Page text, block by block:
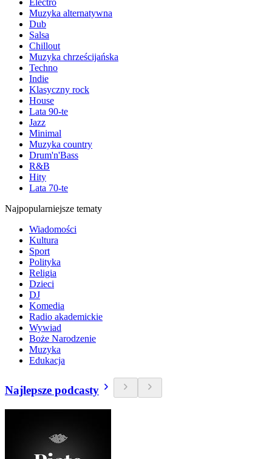
Electro
Muzyka alternatywna
Dub
Salsa
Chillout
Muzyka chrześcijańska
Techno
Indie
Klasyczny rock
House
Lata 90-te
Jazz
Minimal
Muzyka country
Drum'n'Bass
R&B
Hity
Lata 70-te
Najpopularniejsze tematy
Wiadomości
Kultura
Sport
Polityka
Religia
Dzieci
DJ
Komedia
Radio akademickie
Wywiad
Boże Narodzenie
Muzyka
Edukacja
Najlepsze podcasty